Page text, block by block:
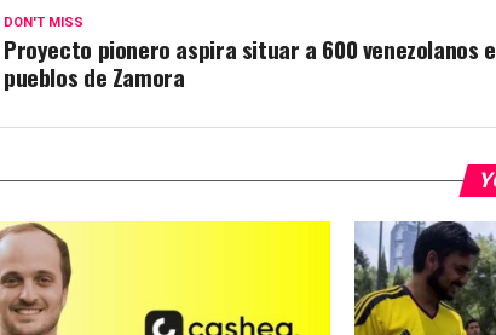
DON'T MISS
Proyecto pionero aspira situar a 600 venezolanos
pueblos de Zamora